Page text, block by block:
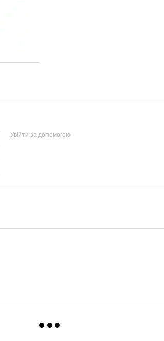
Увійти за допомогою